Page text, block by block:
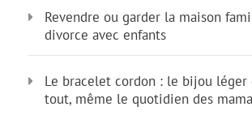
Revendre ou garder la maison
divorce avec enfants
Le bracelet cordon : le bijou léger
tout, même le quotidien des